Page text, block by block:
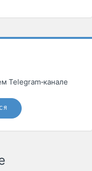
Telegram‑канале